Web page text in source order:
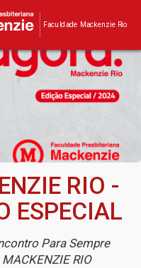
Faculdade Mackenzie Rio
RIO -
ESPECIAL
Para Sempre
RIO